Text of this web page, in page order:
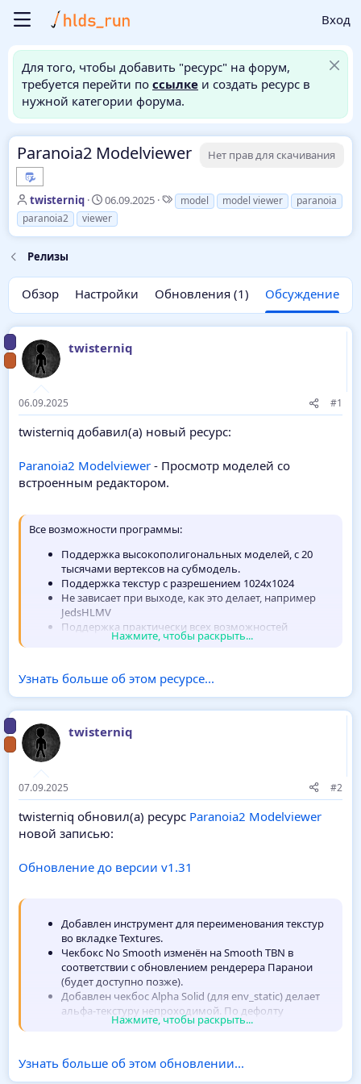
Вход
Для того, чтобы добавить "ресурс" на форум,
требуется перейти по ссылке и создать ресурс в
нужной категории форума.
Paranoia2 Modelviewer Нет прав для скачивания
А
в
т
р
е
м
ы
twisterniq
Д
а
т
а
л
а
06.09.2025
Т
е
model model viewer
paranoia
paranoia2
viewer
Релизы
Обзор Настройки Обновления (1) Обсуждение
twisterniq
06.09.2025 #1
twisterniq добавил(а) новый ресурс:
Paranoia2 Modelviewer - Просмотр моделей со
встроенным редактором.
Все возможности программы:
Поддержка высокополигональных моделей, с 20
тысячами вертексов на субмодель.
Поддержка текстур с разрешением 1024х1024
Не зависает при выходе, как это делает, например
JedsHLMV
Поддержка практически всех возможностей
JedsHLMV (кроме отображения информации по
Авто-определение вью-модели и установка вида от
первого лица для них.
Работают горячие клавиши, так например
переключение вида вьюмодель-обычная модель...
Нажмите, чтобы раскрыть...
Узнать больше об этом ресурсе...
twisterniq
07.09.2025 #2
twisterniq обновил(а) ресурс Paranoia2 Modelviewer
новой записью:
Обновление до версии v1.31
Добавлен инструмент для переименования текстур
во вкладке Textures.
Чекбокс No Smooth изменён на Smooth TBN в
соответствии с обновлением рендерера Паранои
(будет доступно позже).
Добавлен чекбос Alpha Solid (для env_static) делает
альфа-текстуру непроходимой. По дефолту
считается что это что-то типа листвы. Актуально для
версии текстурных координат (Fixed Point) в новую
Нажмите, чтобы раскрыть...
Узнать больше об этом обновлении...